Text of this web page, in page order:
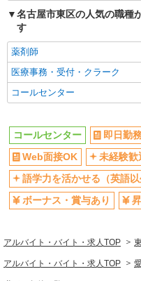
名古屋市東区の人気の職種
す
薬剤師
医療事務・受付・クラーク
コールセンター
コールセンター 即日勤
Web面接OK
未経験歓
語学力を活かせる（英語以
ボーナス・賞与あり
アルバイト・バイト・求人TOP
アルバイト・バイト・求人TOP